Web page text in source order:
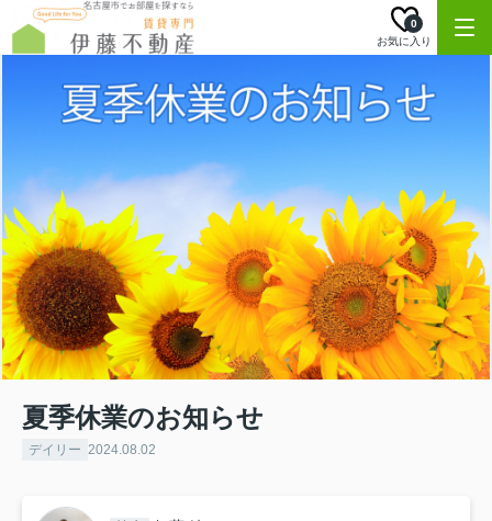
お気に入り
0
夏季休業のお知らせ
デイリー 2024.08.02